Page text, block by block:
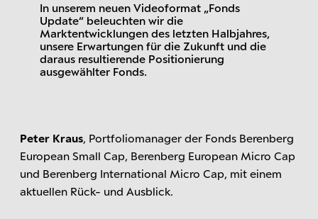
In unserem neuen Videoformat „Fonds
Update“ beleuchten wir die
Marktentwicklungen des letzten Halbjahres,
unsere Erwartungen für die Zukunft und die
daraus resultierende Positionierung
ausgewählter Fonds.
Peter Kraus, Portfoliomanager der Fonds Berenberg
European Small Cap, Berenberg European Micro Cap
und Berenberg International Micro Cap, mit einem
aktuellen Rück- und Ausblick.